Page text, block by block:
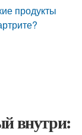
продукты
внутри: